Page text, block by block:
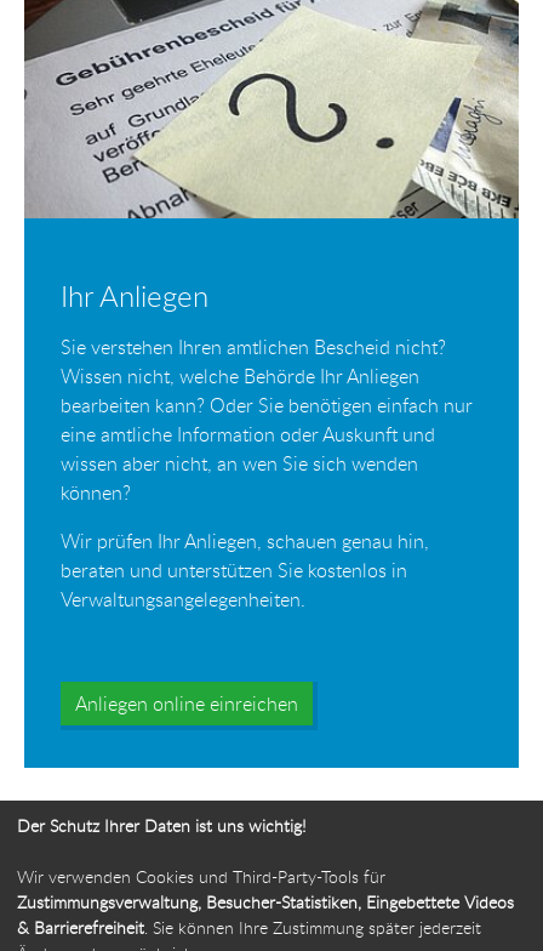
Ihr Anliegen
Sie verstehen Ihren amtlichen Bescheid nicht?
Wissen nicht, welche Behörde Ihr Anliegen
bearbeiten kann? Oder Sie benötigen einfach nur
eine amtliche Information oder Auskunft und
wissen aber nicht, an wen Sie sich wenden
können?
Wir prüfen Ihr Anliegen, schauen genau hin,
beraten und unterstützen Sie kostenlos in
Verwaltungsangelegenheiten.
Anliegen online einreichen
Ihr Weg zur Bürgerbeauftragten
Der Schutz Ihrer Daten ist uns wichtig!
Wir verwenden Cookies und Third-Party-Tools für
Zustimmungsverwaltung, Besucher-Statistiken, Eingebettete Videos
& Barrierefreiheit. Sie können Ihre Zustimmung später jederzeit